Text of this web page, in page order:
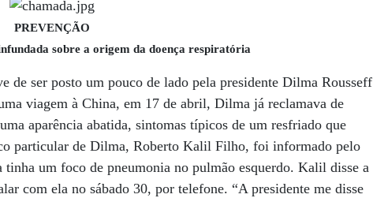
PREVENÇÃO
sobre a origem da doença respiratória
de ser posto um pouco de lado pela presidente Dilma Rousseff
viagem à China, em 17 de abril, Dilma já reclamava de
aparência abatida, sintomas típicos de um resfriado que
particular de Dilma, Roberto Kalil Filho, foi informado pelo
um foco de pneumonia no pulmão esquerdo. Kalil disse a
com ela no sábado 30, por telefone. “A presidente me disse